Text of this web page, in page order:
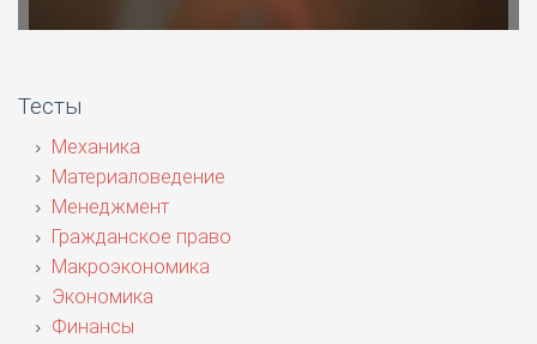
Тесты
Механика
Материаловедение
Менеджмент
Гражданское право
Макроэкономика
Экономика
Финансы